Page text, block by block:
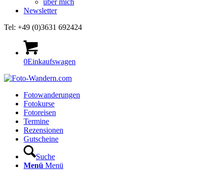
über mich
Newsletter
Tel: +49 (0)3631 692424
0Einkaufswagen
Fotowanderungen
Fotokurse
Fotoreisen
Termine
Rezensionen
Gutscheine
Suche
Menü Menü